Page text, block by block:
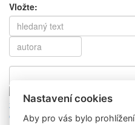
Vložte:
O dětech6. 1. 2023
Nastavení cookies
Aby pro vás bylo